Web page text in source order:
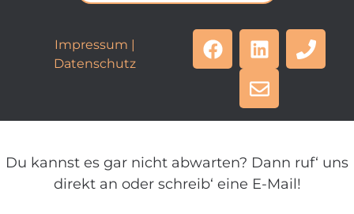
Impressum
Datenschutz
Du kannst es gar nicht abwarten? Dann ruf‘ uns
direkt an oder schreib‘ eine E-Mail!